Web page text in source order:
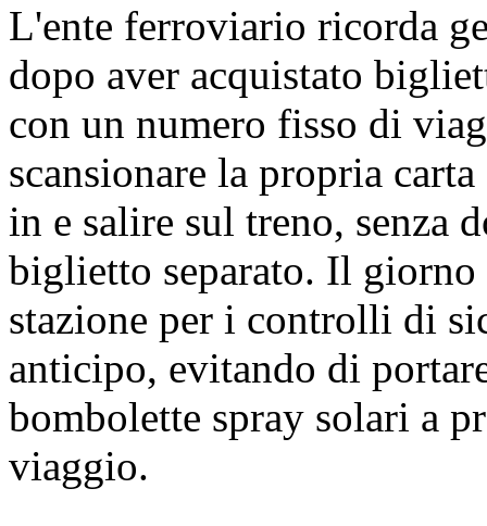
L'ente ferroviario ricorda
dopo aver acquistato
con un numero fisso di
scansionare la propria
in e salire sul treno, senza
biglietto separato. Il
stazione per i controlli di
anticipo, evitando di
bombolette spray solari a
viaggio.